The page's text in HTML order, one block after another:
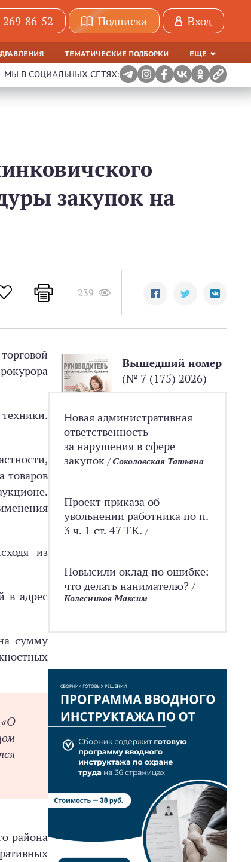
86-52 Подписка Вход
ТЕМАТИЧЕСКИЕ ПОДБОРКИ ЕЩЕ
МЫ В СОЦИАЛЬНЫХ СЕТЯХ:
закупок на
239
товаров
из
в адрес
сумму
района
Вышедший номер
(№ 7 (175) 2026)
Новая административная
ответственность
за нарушения в сфере
закупок /Соколовская Татьяна
Проект приказа об
увольнении работника по п.
3 ч. 1 ст. 47 ТК. /
Повысили оклад по ошибке:
что делать нанимателю? /
Колесников Максим